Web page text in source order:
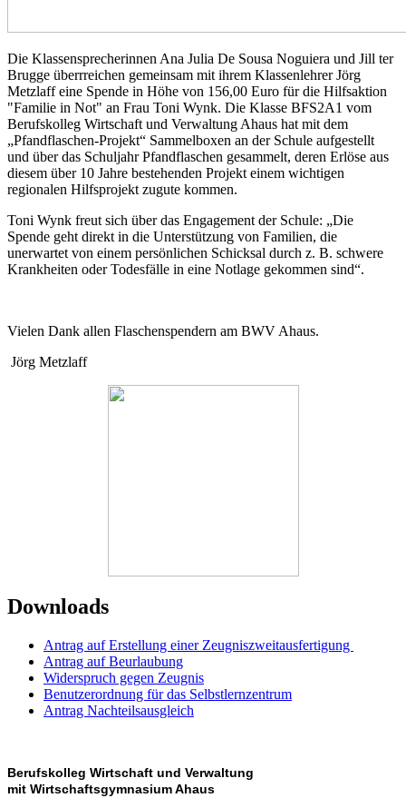
Die Klassensprecherinnen Ana Julia De Sousa Noguiera und Jill ter
Brugge überrreichen gemeinsam mit ihrem Klassenlehrer Jörg
Metzlaff eine Spende in Höhe von 156,00 Euro für die Hilfsaktion
"Familie in Not" an Frau Toni Wynk. Die Klasse BFS2A1 vom
Berufskolleg Wirtschaft und Verwaltung Ahaus hat mit dem
„Pfandflaschen-Projekt“ Sammelboxen an der Schule aufgestellt
und über das Schuljahr Pfandflaschen gesammelt, deren Erlöse aus
diesem über 10 Jahre bestehenden Projekt einem wichtigen
regionalen Hilfsprojekt zugute kommen.
Toni Wynk freut sich über das Engagement der Schule: „Die
Spende geht direkt in die Unterstützung von Familien, die
unerwartet von einem persönlichen Schicksal durch z. B. schwere
Krankheiten oder Todesfälle in eine Notlage gekommen sind“.
Vielen Dank allen Flaschenspendern am BWV Ahaus.
Jörg Metzlaff
Downloads
Antrag auf Erstellung einer Zeugniszweitausfertigung
Antrag auf Beurlaubung
Widerspruch gegen Zeugnis
Benutzerordnung für das Selbstlernzentrum
Antrag Nachteilsausgleich
Berufskolleg Wirtschaft und Verwaltung
mit Wirtschaftsgymnasium Ahaus